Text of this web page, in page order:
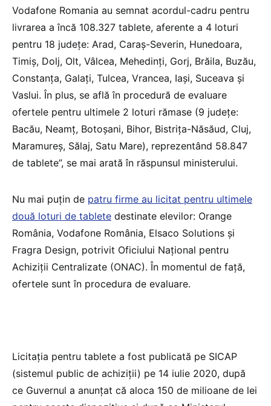
Vodafone Romania au semnat acordul-cadru pentru
livrarea a încă 108.327 tablete, aferente a 4 loturi
pentru 18 județe: Arad, Caraș-Severin, Hunedoara,
Timiș, Dolj, Olt, Vâlcea, Mehedinți, Gorj, Brăila, Buzău,
Constanța, Galați, Tulcea, Vrancea, Iași, Suceava și
Vaslui. În plus, se află în procedură de evaluare
ofertele pentru ultimele 2 loturi rămase (9 județe:
Bacău, Neamț, Botoșani, Bihor, Bistrița-Năsăud, Cluj,
Maramureș, Sălaj, Satu Mare), reprezentând 58.847
de tablete”, se mai arată în răspunsul ministerului.
Nu mai puțin de patru firme au licitat pentru ultimele
două loturi de tablete destinate elevilor: Orange
România, Vodafone România, Elsaco Solutions și
Fragra Design, potrivit Oficiului Național pentru
Achiziții Centralizate (ONAC). În momentul de față,
ofertele sunt în procedura de evaluare.
Licitația pentru tablete a fost publicată pe SICAP
(sistemul public de achiziții) pe 14 iulie 2020, după
ce Guvernul a anunțat că aloca 150 de milioane de lei